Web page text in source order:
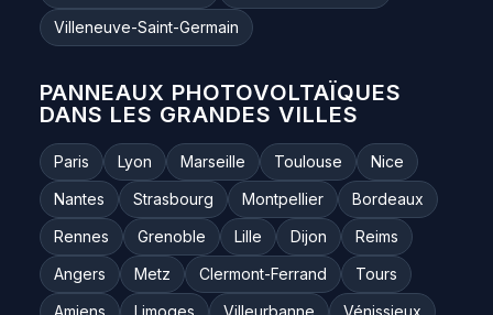
Villeneuve-Saint-Germain
PANNEAUX PHOTOVOLTAÏQUES
DANS LES GRANDES VILLES
Paris Lyon Marseille Toulouse
Nice
Nantes
Strasbourg Montpellier
Bordeaux
Rennes
Grenoble Lille Dijon
Reims
Angers
Metz Clermont-Ferrand
Tours
Amiens
Limoges Villeurbanne
Vénissieux